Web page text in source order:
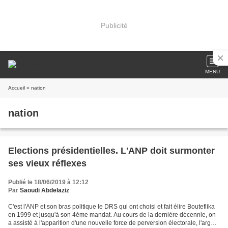
Publicité
MENU
Accueil » nation
nation
Elections présidentielles. L'ANP doit surmonter
ses vieux réflexes
Publié le 18/06/2019 à 12:12
Par Saoudi Abdelaziz
C'est l'ANP et son bras politique le DRS qui ont choisi et fait élire Bouteflika
en 1999 et jusqu'à son 4ème mandat. Au cours de la dernière décennie, on
a assisté à l'apparition d'une nouvelle force de perversion électorale, l'argent